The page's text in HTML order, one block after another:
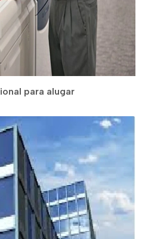
para alugar